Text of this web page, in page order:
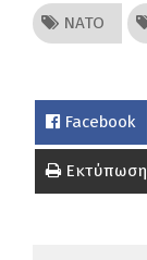
ΝΑΤΟ
Facebook
Εκτύπωση